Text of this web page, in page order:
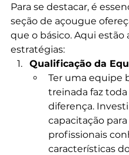
Para se destacar, é
seção de açougue
que o básico. Aqui estão
estratégias:
Qualificação da
Ter uma equipe
treinada faz toda
diferença.
capacitação
profissionais
características